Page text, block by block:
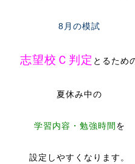
8月の模試
志望校Ｃ判定 とるため
夏休み中の
学習内容・勉強時間 を
設定しやすくなります。